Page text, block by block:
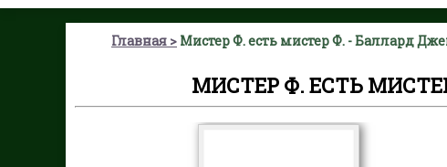
Главная Мистер Ф. есть мистер Ф. - Баллард
МИСТЕР Ф. ЕСТЬ